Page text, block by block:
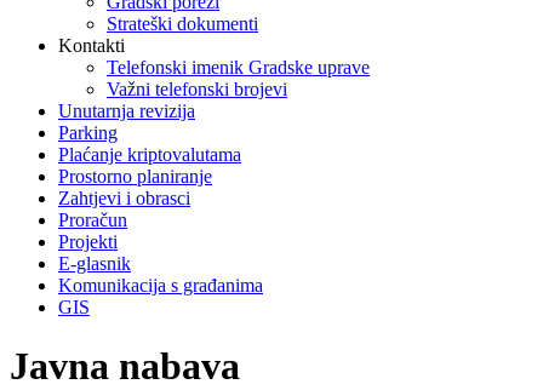
Strateški dokumenti
Kontakti
Telefonski imenik Gradske uprave
Važni telefonski brojevi
Unutarnja revizija
Parking
Plaćanje kriptovalutama
Prostorno planiranje
Zahtjevi i obrasci
Proračun
Projekti
E-glasnik
Komunikacija s građanima
GIS
Javna nabava